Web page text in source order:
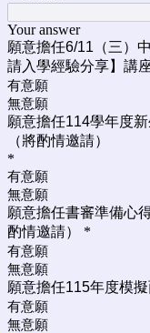
Your answer
願意擔任6/11（三）
請入學經驗分享】 講
有意願
無意願
願意擔任114學年度
（將酌情邀請）
*
有意願
無意願
願意擔任書審準備心
酌情邀請）
*
有意願
無意願
願意擔任115年度模
有意願
無意願